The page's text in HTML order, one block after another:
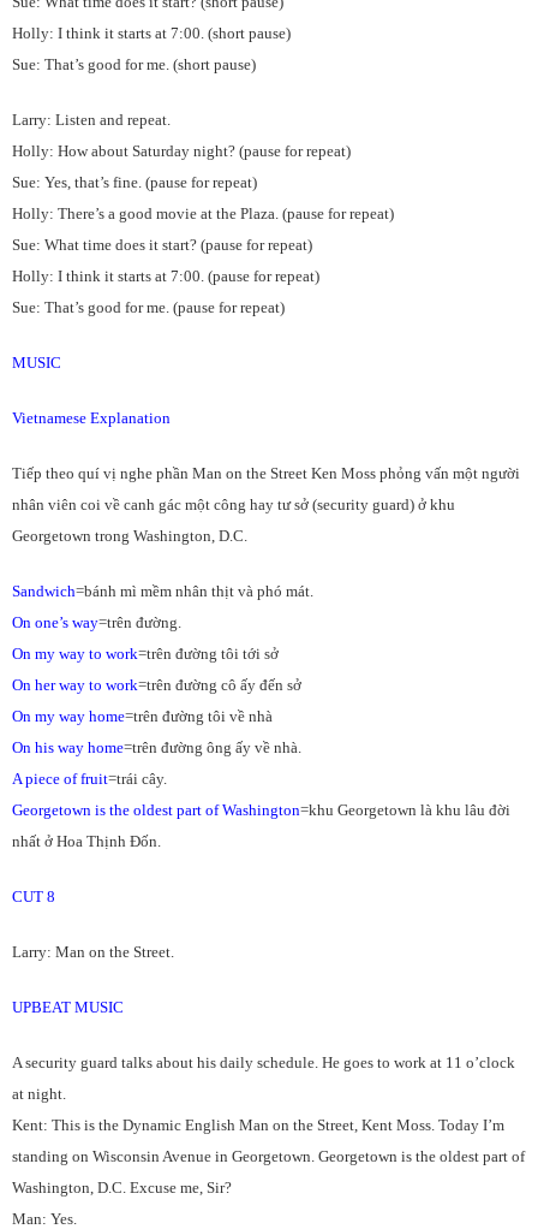
Holly: I think it starts at 7:00. (short pause)
Sue: That’s good for me. (short pause)
Larry: Listen and repeat.
Holly: How about Saturday night? (pause for repeat)
Sue: Yes, that’s fine. (pause for repeat)
Holly: There’s a good movie at the Plaza. (pause for repeat)
Sue: What time does it start? (pause for repeat)
Holly: I think it starts at 7:00. (pause for repeat)
Sue: That’s good for me. (pause for repeat)
MUSIC
Vietnamese Explanation
Tiếp theo quí vị nghe phần Man on the Street Ken Moss phỏng vấn một người
nhân viên coi về canh gác một công hay tư sở (security guard) ở khu
Georgetown trong Washington, D.C.
Sandwich=bánh mì mềm nhân thịt và phó mát.
On one’s way=trên đường.
On my way to work=trên đường tôi tới sở
On her way to work=trên đường cô ấy đến sở
On my way home=trên đường tôi về nhà
On his way home=trên đường ông ấy về nhà.
A piece of fruit=trái cây.
Georgetown is the oldest part of Washington=khu Georgetown là khu lâu đời
nhất ở Hoa Thịnh Đốn.
CUT 8
Larry: Man on the Street.
UPBEAT MUSIC
A security guard talks about his daily schedule. He goes to work at 11 o’clock
at night.
Kent: This is the Dynamic English Man on the Street, Kent Moss. Today I’m
standing on Wisconsin Avenue in Georgetown. Georgetown is the oldest part of
Washington, D.C. Excuse me, Sir?
Man: Yes.